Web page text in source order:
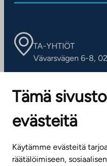
Tämä
evästeitä
Käytämme evästeitä
räätälöimiseen,
TA-YHTIÖT
Vävarsvägen 6-8,
Kontaktinformation
KUNDSERVICE
(vardagar kl. 8–16)